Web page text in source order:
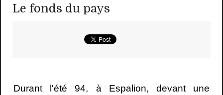
Le fonds du pays
Durant l'été 94, à Espalion, devant une